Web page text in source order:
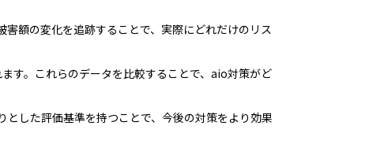
額の変化を追跡することで、実際にどれだけのリス
す。これらのデータを比較することで、aio対策がど
した評価基準を持つことで、今後の対策をより効果